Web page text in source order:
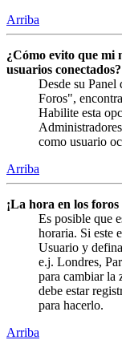
Arriba
¿Cómo evito que mi
usuarios conectados?
Desde su
Foros",
Habilite esta
como usuario
Arriba
¡La hora en los
Es posible que
horaria. Si este
Usuario y
e.j. Londres,
para cambiar la
debe estar
para hacerlo.
Arriba